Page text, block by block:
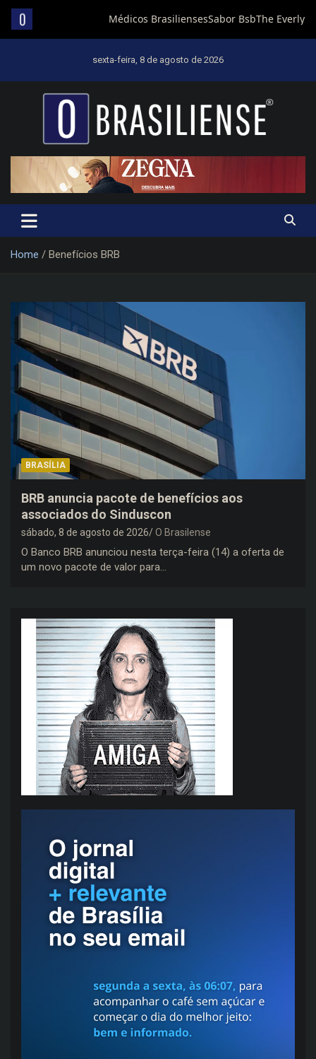
sexta-feira, 8 de agosto de 2026
Um diário de notícias que trabalha por Brasília
Home Benefícios BRB
BRASÍLIA
BRB anuncia pacote de benefícios aos
associados do Sinduscon
sábado, 8 de agosto de 2026 O Brasilense
O Banco BRB anunciou nesta terça-feira (14) a oferta de
um novo pacote de valor para…